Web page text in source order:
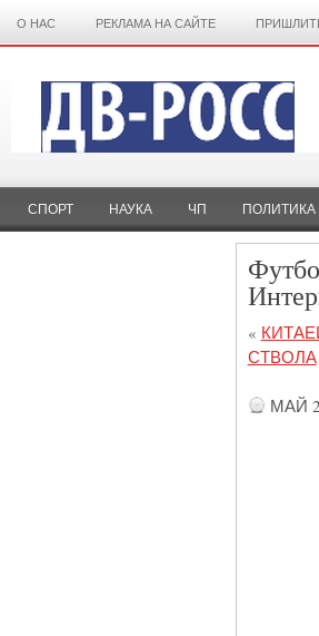
О НАС РЕКЛАМА НА САЙТЕ
СПОРТ НАУКА ЧП ПОЛИТИКА
«
СТВОЛА
МАЙ